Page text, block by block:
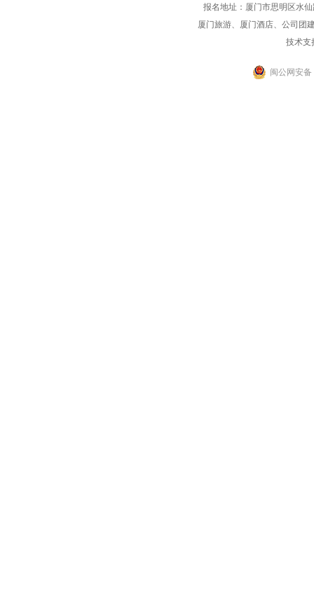
报名地址：厦门市思明区水
厦门旅游、厦门酒店、公司团
技术支
闽公网安备